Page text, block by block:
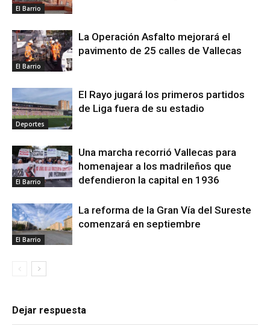
El Barrio
El Barrio
La Operación Asfalto mejorará el
pavimento de 25 calles de Vallecas
Deportes
El Rayo jugará los primeros partidos
de Liga fuera de su estadio
El Barrio
Una marcha recorrió Vallecas para
homenajear a los madrileños que
defendieron la capital en 1936
El Barrio
La reforma de la Gran Vía del Sureste
comenzará en septiembre
Dejar respuesta